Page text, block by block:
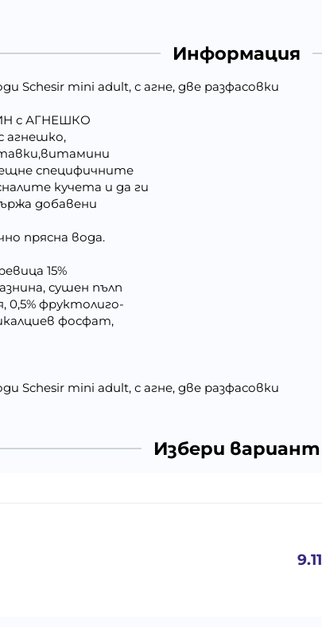
Информация
Schesir mini adult, с агне, две разфасовки
с АГНЕШКО
агнешко,
специфичните
кучета и да ги
добавени
прясна вода.
15%
сушен пълп
0,5% фруктолиго-
фосфат,
Schesir mini adult, с агне, две разфасовки
Избери вариант
9.11